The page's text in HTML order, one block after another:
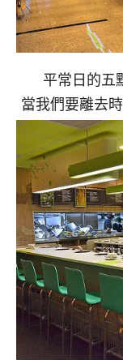
平常日的五
當我們要離去